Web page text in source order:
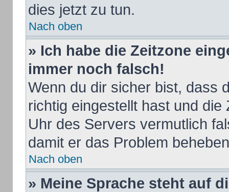
dies jetzt zu tun.
Nach oben
» Ich habe die Zeitzone
immer noch falsch!
Wenn du dir sicher bist, dass
richtig eingestellt hast und
Uhr des Servers vermutlich
damit er das Problem
Nach oben
» Meine Sprache steht auf